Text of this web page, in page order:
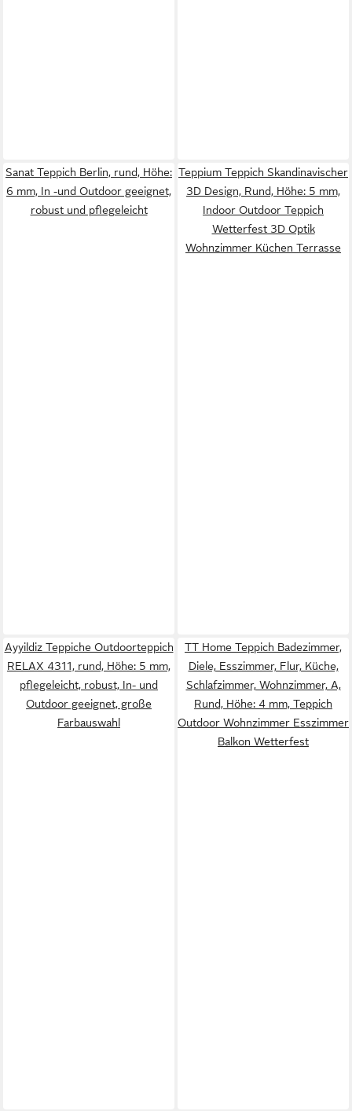
Sanat Teppich Berlin, rund, Höhe:
6 mm, In -und Outdoor geeignet,
robust und pflegeleicht
Teppium Teppich Skandinavischer
3D Design, Rund, Höhe: 5 mm,
Indoor Outdoor Teppich
Wetterfest 3D Optik
Wohnzimmer Küchen Terrasse
Ayyildiz Teppiche Outdoorteppich
RELAX 4311, rund, Höhe: 5 mm,
pflegeleicht, robust, In- und
Outdoor geeignet, große
Farbauswahl
TT Home Teppich Badezimmer,
Diele, Esszimmer, Flur, Küche,
Schlafzimmer, Wohnzimmer, A,
Rund, Höhe: 4 mm, Teppich
Outdoor Wohnzimmer Esszimmer
Balkon Wetterfest